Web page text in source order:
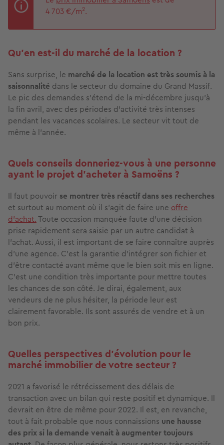
4 703 €/m2.
Qu’en est-il du marché de la location ?
Sans surprise, le marché de la location est très soumis à la
saisonnalité dans le secteur du domaine du Grand Massif.
Le pic des demandes s’étend de la mi-décembre jusqu’à
la fin avril, avec des périodes d’activité très intenses
pendant les vacances scolaires. Le secteur vit tout de
même à l’année.
Quels conseils donneriez-vous à une personne
ayant le projet d’acheter à Samoëns ?
Il faut pouvoir se montrer très réactif dans ses recherches
et surtout au moment où il s’agit de faire une offre
d'achat.Toute occasion manquée faute d’une décision
prise rapidement sera saisie par un autre candidat à
l’achat. Aussi, il est important de se faire connaître auprès
d’une agence. C’est la garantie d’intégrer son fichier et
d’être contacté avant même que le bien soit mis en ligne.
C’est une condition très importante pour mettre toutes
les chances de son côté. Je dirai, également, aux
vendeurs de ne plus hésiter, la période leur est
clairement favorable. Ils sont assurés de vendre et à un
bon prix.
Quelles perspectives d'évolution pour le
marché immobilier de votre secteur ?
2021 a favorisé le rétrécissement des délais de
transaction avec un bilan qui reste positif et dynamique. Il
devrait en être de même pour 2022. Il est, en revanche,
tout à fait probable que nous connaissions une hausse
des prix si la demande venait à augmenter toujours